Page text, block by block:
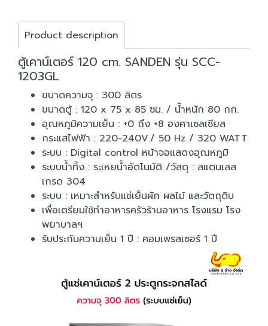
Product description
ตู้เคาน์เตอร์ 120 cm. SANDEN รุ่น SCC-
1203GL
ขนาดความจุ : 300 ลิตร
ขนาดตู้ : 120 x 75 x 85 ซม. / น้ำหนัก 80 กก.
อุณหภูมิความเย็น : +0 ถึง +8 องศาเซลเซียส
กระแสไฟฟ้า : 220-240V./ 50 Hz / 320 WATT
ระบบ : Digital control หน้าจอแสดงอุณหภูมิ
ระบบน้ำทิ้ง : ระเหยน้ำอัตโนมัติ /วัสดุ : สแตนเลส
เกรด 304
ระบบ : เหมาะสำหรับแช่เย็นผัก ผลไม้ และวัตถุดิบ
เพื่อเตรียมใช้ทำอาหารครัวร้านอาหาร โรงแรม โรง
พยาบาลฯ
รับประกันความเย็น 1 ปี : คอมเพรสเซอร์ 1 ปี